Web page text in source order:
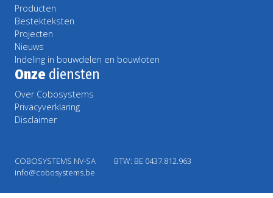
Producten
Bestekteksten
Projecten
Nieuws
Indeling in bouwdelen en bouwloten
Onze diensten
Over Cobosystems
Privacyverklaring
Disclaimer
COBOSYSTEMS NV-SA
BTW: BE 0437.812.963
info@cobosystems.be